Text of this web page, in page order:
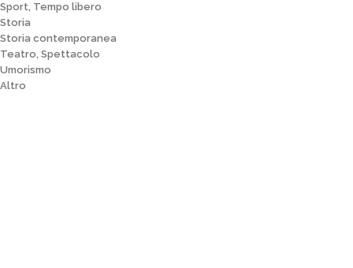
Sport, Tempo libero
Storia
Storia contemporanea
Teatro, Spettacolo
Umorismo
Altro